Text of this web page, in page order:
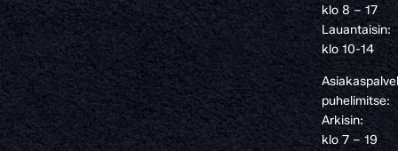
klo 8 – 17
Lauantaisin:
klo 10-14
puhelimitse:
Arkisin:
klo 7 – 19